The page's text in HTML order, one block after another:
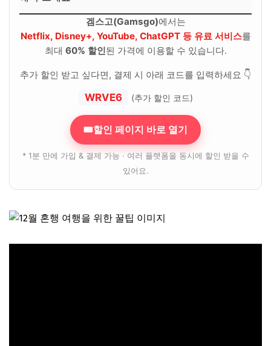
겜스고(Gamsgo)에서는
Netflix, Disney+, YouTube, ChatGPT 등 유료 서비스를
최대 60% 할인된 가격에 이용할 수 있습니다.
추가 할인 받고 싶다면, 결제 시 아래 코드를 입력하세요 👇
WRVE6 (추가 할인 코드)
🎟할인 페이지 바로 열기
* 1분 만에 가입 & 결제 가능 · 여러 플랫폼을 동시에 할인 받을 수
있어요.